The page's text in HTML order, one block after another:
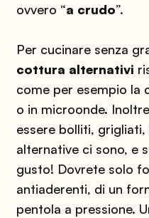
ovvero “a crudo”.
Per cucinare senza
cottura alternativi
come per esempio la
o in microonde.
essere bolliti,
alternative ci sono, e
gusto! Dovrete solo
antiaderenti, di un
pentola a pressione.